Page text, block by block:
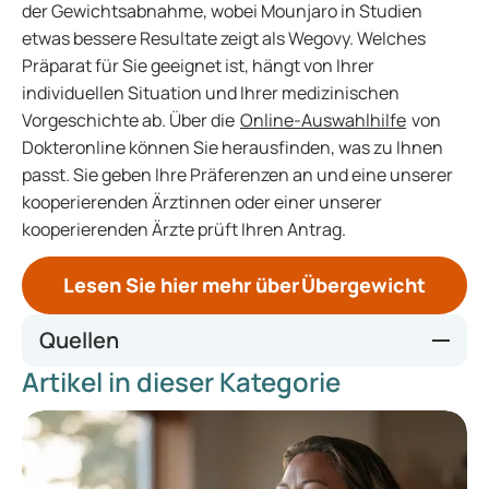
der Gewichtsabnahme, wobei Mounjaro in Studien
etwas bessere Resultate zeigt als Wegovy. Welches
Präparat für Sie geeignet ist, hängt von Ihrer
individuellen Situation und Ihrer medizinischen
Vorgeschichte ab. Über die Online-Auswahlhilfe von
Dokteronline können Sie herausfinden, was zu Ihnen
passt. Sie geben Ihre Präferenzen an und eine unserer
kooperierenden Ärztinnen oder einer unserer
kooperierenden Ärzte prüft Ihren Antrag.
Lesen Sie hier mehr über Übergewicht
Quellen
https://ec.europa.eu/eurostat/statistics-
explained/index.php?title=Overweight_and_obesity_-
_BMI_statistics
https://www.theindependentpharmacy.co.uk/weight-
Artikel in dieser Kategorie